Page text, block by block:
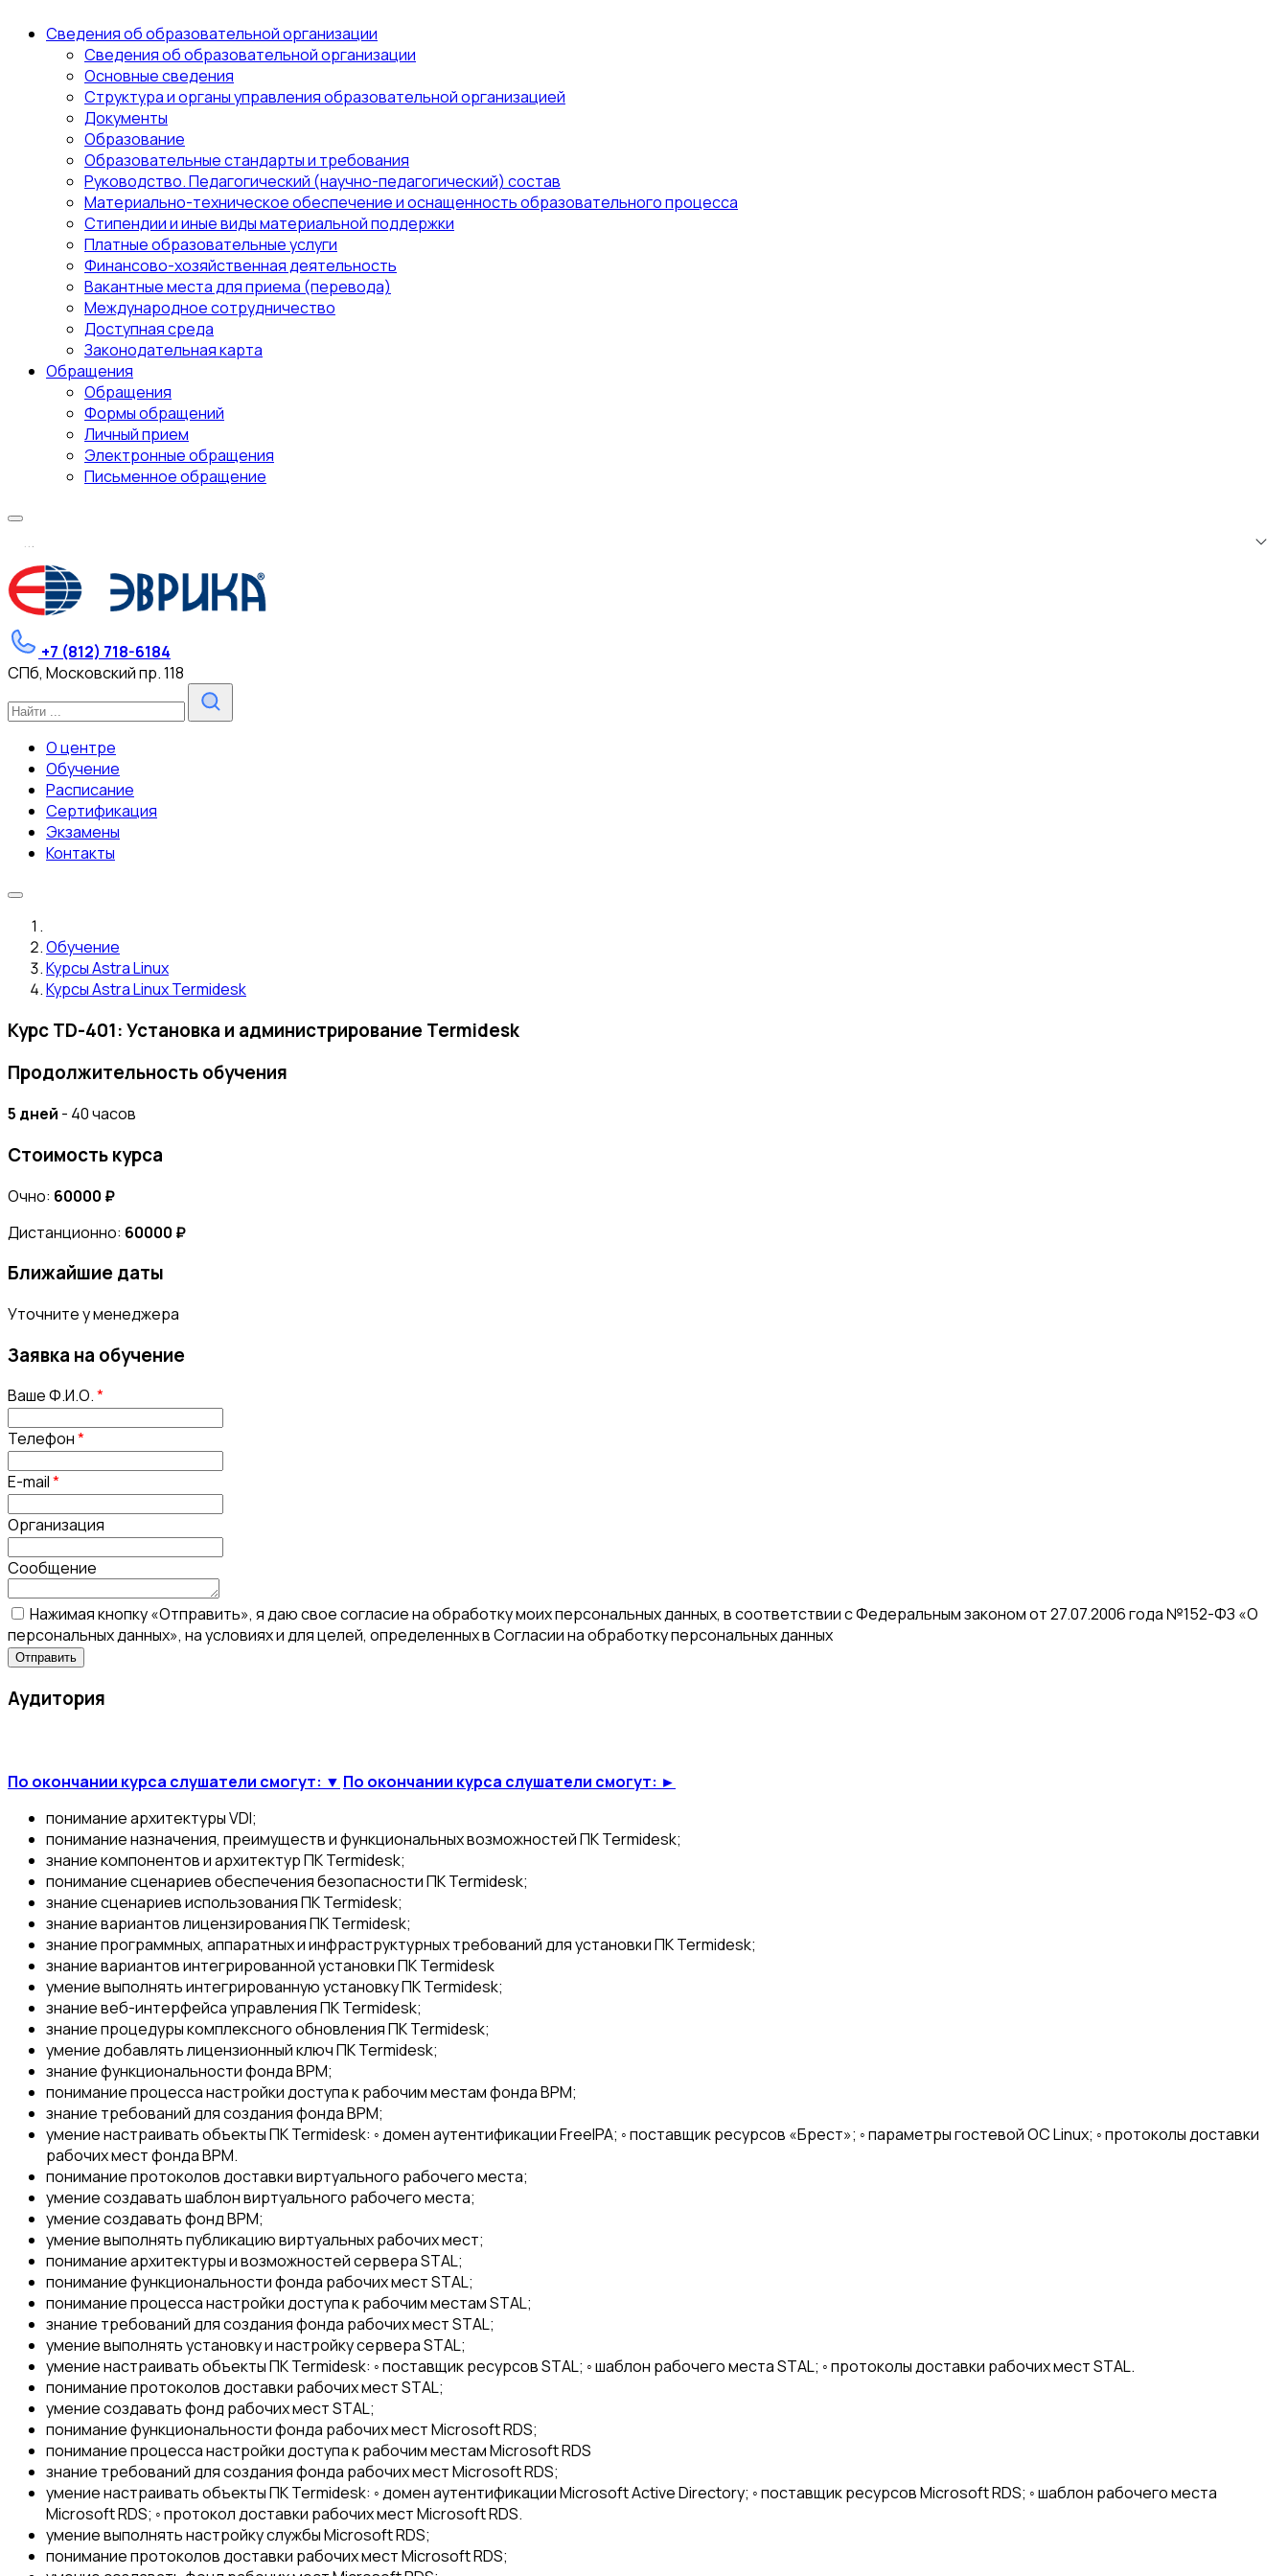
Сведения об образовательной организации
Сведения об образовательной организации
Основные сведения
Структура и органы управления образовательной организацией
Документы
Образование
Образовательные стандарты и требования
Руководство. Педагогический (научно-педагогический) состав
Материально-техническое обеспечение и оснащенность образовательного процесса
Стипендии и иные виды материальной поддержки
Платные образовательные услуги
Финансово-хозяйственная деятельность
Вакантные места для приема (перевода)
Международное сотрудничество
Доступная среда
Законодательная карта
Обращения
Обращения
Формы обращений
Личный прием
Электронные обращения
Письменное обращение
...
+7 (812) 718-6184
СПб, Московский пр. 118
О центре
Обучение
Расписание
Сертификация
Экзамены
Контакты
Обучение
Курсы Astra Linux
Курсы Astra Linux Termidesk
Курс TD-401: Установка и администрирование Termidesk
Продолжительность обучения
5 дней - 40 часов
Стоимость курса
Очно: 60000 ₽
Дистанционно: 60000 ₽
Ближайшие даты
Уточните у менеджера
Заявка на обучение
Ваше Ф.И.О.*
Телефон*
E-mail*
Организация
Сообщение
Нажимая кнопку «Отправить», я даю свое согласие на обработку моих персональных данных, в соответствии с Федеральным законом от 27.07.2006 года №152-ФЗ «О
персональных данных», на условиях и для целей, определенных в Согласии на обработку персональных данных
Аудитория
По окончании курса слушатели смогут: ▼ По окончании курса слушатели смогут: ►
понимание архитектуры VDI;
понимание назначения, преимуществ и функциональных возможностей ПК Termidesk;
знание компонентов и архитектур ПК Termidesk;
понимание сценариев обеспечения безопасности ПК Termidesk;
знание сценариев использования ПК Termidesk;
знание вариантов лицензирования ПК Termidesk;
знание программных, аппаратных и инфраструктурных требований для установки ПК Termidesk;
знание вариантов интегрированной установки ПК Termidesk
умение выполнять интегрированную установку ПК Termidesk;
знание веб-интерфейса управления ПК Termidesk;
знание процедуры комплексного обновления ПК Termidesk;
умение добавлять лицензионный ключ ПК Termidesk;
знание функциональности фонда ВРМ;
понимание процесса настройки доступа к рабочим местам фонда ВРМ;
знание требований для создания фонда ВРМ;
умение настраивать объекты ПК Termidesk: ◦ домен аутентификации FreeIPA; ◦ поставщик ресурсов «Брест»; ◦ параметры гостевой ОС Linux; ◦ протоколы доставки
рабочих мест фонда ВРМ.
понимание протоколов доставки виртуального рабочего места;
умение создавать шаблон виртуального рабочего места;
умение создавать фонд ВРМ;
умение выполнять публикацию виртуальных рабочих мест;
понимание архитектуры и возможностей сервера STAL;
понимание функциональности фонда рабочих мест STAL;
понимание процесса настройки доступа к рабочим местам STAL;
знание требований для создания фонда рабочих мест STAL;
умение выполнять установку и настройку сервера STAL;
умение настраивать объекты ПК Termidesk: ◦ поставщик ресурсов STAL; ◦ шаблон рабочего места STAL; ◦ протоколы доставки рабочих мест STAL.
понимание протоколов доставки рабочих мест STAL;
умение создавать фонд рабочих мест STAL;
понимание функциональности фонда рабочих мест Microsoft RDS;
понимание процесса настройки доступа к рабочим местам Microsoft RDS
знание требований для создания фонда рабочих мест Microsoft RDS;
умение настраивать объекты ПК Termidesk: ◦ домен аутентификации Microsoft Active Directory; ◦ поставщик ресурсов Microsoft RDS; ◦ шаблон рабочего места
Microsoft RDS; ◦ протокол доставки рабочих мест Microsoft RDS.
умение выполнять настройку службы Microsoft RDS;
понимание протоколов доставки рабочих мест Microsoft RDS;